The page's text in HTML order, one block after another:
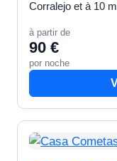
Corralejo et à 10
à partir de
90 €
por noche